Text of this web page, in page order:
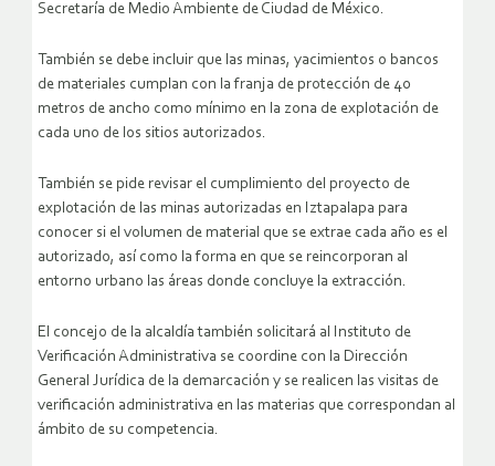
Secretaría de Medio Ambiente de Ciudad de México.
También se debe incluir que las minas, yacimientos o bancos
de materiales cumplan con la franja de protección de 40
metros de ancho como mínimo en la zona de explotación de
cada uno de los sitios autorizados.
También se pide revisar el cumplimiento del proyecto de
explotación de las minas autorizadas en Iztapalapa para
conocer si el volumen de material que se extrae cada año es el
autorizado, así como la forma en que se reincorporan al
entorno urbano las áreas donde concluye la extracción.
El concejo de la alcaldía también solicitará al Instituto de
Verificación Administrativa se coordine con la Dirección
General Jurídica de la demarcación y se realicen las visitas de
verificación administrativa en las materias que correspondan al
ámbito de su competencia.